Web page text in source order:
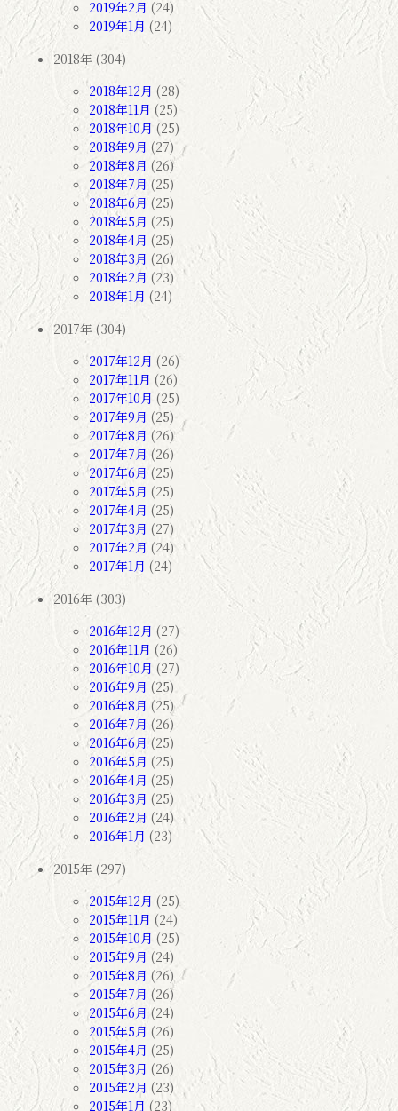
2019年2月 (24)
2019年1月 (24)
2018年 (304)
2018年12月 (28)
2018年11月 (25)
2018年10月 (25)
2018年9月 (27)
2018年8月 (26)
2018年7月 (25)
2018年6月 (25)
2018年5月 (25)
2018年4月 (25)
2018年3月 (26)
2018年2月 (23)
2018年1月 (24)
2017年 (304)
2017年12月 (26)
2017年11月 (26)
2017年10月 (25)
2017年9月 (25)
2017年8月 (26)
2017年7月 (26)
2017年6月 (25)
2017年5月 (25)
2017年4月 (25)
2017年3月 (27)
2017年2月 (24)
2017年1月 (24)
2016年 (303)
2016年12月 (27)
2016年11月 (26)
2016年10月 (27)
2016年9月 (25)
2016年8月 (25)
2016年7月 (26)
2016年6月 (25)
2016年5月 (25)
2016年4月 (25)
2016年3月 (25)
2016年2月 (24)
2016年1月 (23)
2015年 (297)
2015年12月 (25)
2015年11月 (24)
2015年10月 (25)
2015年9月 (24)
2015年8月 (26)
2015年7月 (26)
2015年6月 (24)
2015年5月 (26)
2015年4月 (25)
2015年3月 (26)
2015年2月 (23)
2015年1月 (23)